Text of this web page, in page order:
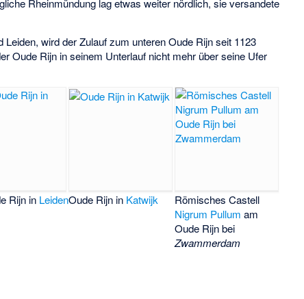
Rheinmündung lag etwas weiter nördlich, sie versandete
wird der Zulauf zum unteren Oude Rijn seit 1123
Oude Rijn in seinem Unterlauf nicht mehr über seine Ufer
Rijn in LeidenOude Rijn in Katwijk
Römisches Castell
Nigrum Pullum am
Oude Rijn bei
Zwammerdam